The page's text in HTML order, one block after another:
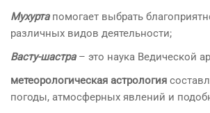
Мухуртапомогает выбрать
различных видов деятельности;
Васту-шастра– это наука Ведической
метеорологическая астрология
погоды, атмосферных явлений и